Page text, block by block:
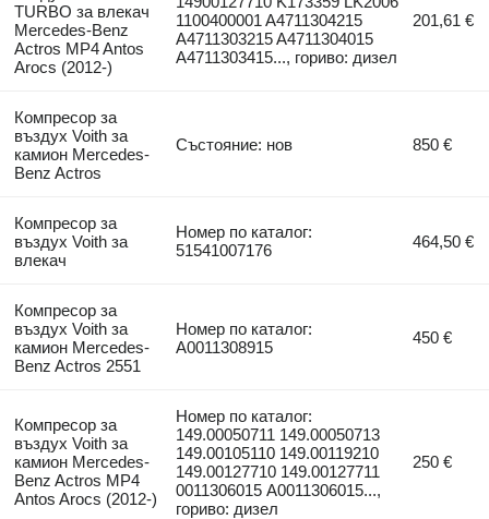
TURBO за влекач
Mercedes-Benz
Actros MP4 Antos
Arocs (2012-)
1100400001 A4711304215
A4711303215 A4711304015
A4711303415..., гориво: дизел
201,61 €
Компресор за
въздух Voith за
камион Mercedes-
Benz Actros
Състояние: нов 850 €
Компресор за
въздух Voith за
влекач
Номер по каталог:
51541007176
464,50 €
Компресор за
въздух Voith за
камион Mercedes-
Benz Actros 2551
Номер по каталог:
A0011308915
450 €
Компресор за
въздух Voith за
камион Mercedes-
Benz Actros MP4
Antos Arocs (2012-)
Номер по каталог:
149.00050711 149.00050713
149.00105110 149.00119210
149.00127710 149.00127711
0011306015 A0011306015...,
гориво: дизел
250 €